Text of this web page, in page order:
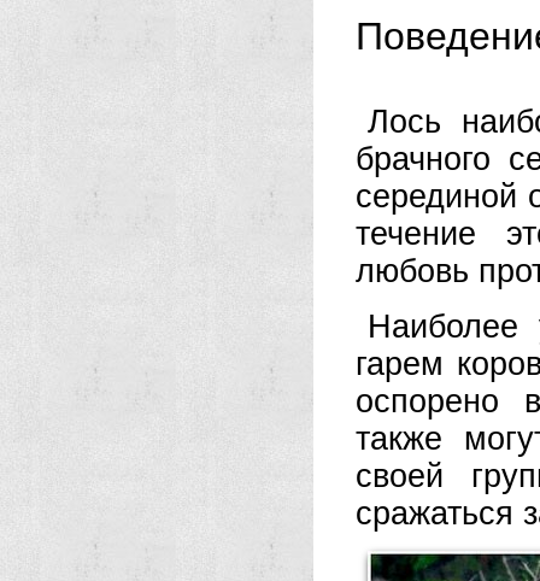
Лось
брачного
серединой
течение
любовь
Наиболее
гарем
оспорено
также
своей
сражаться